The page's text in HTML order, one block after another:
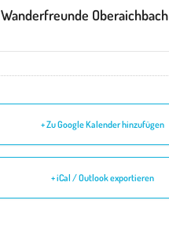
Wanderfreunde Oberaichbach
+ Zu Google Kalender hinzufügen
+ iCal / Outlook exportieren